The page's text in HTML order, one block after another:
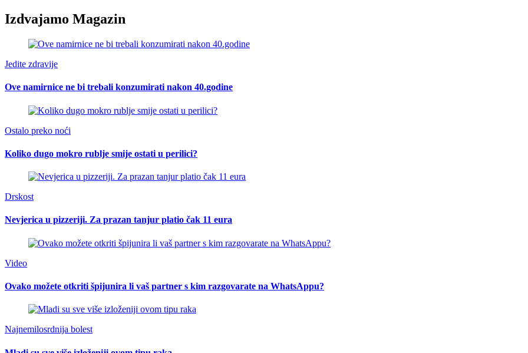
Izdvajamo Magazin
Jedite zdravije
Ove namirnice ne bi trebali konzumirati nakon 40.godine
Ostalo preko noći
Koliko dugo mokro rublje smije ostati u perilici?
Drskost
Nevjerica u pizzeriji. Za prazan tanjur platio čak 11 eura
Video
Ovako možete otkriti špijunira li vaš partner s kim razgovarate na WhatsAppu?
Najnemilosrdnija bolest